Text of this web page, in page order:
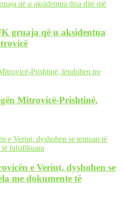
gruaja që u aksidentua
Mitrovicë-Prishtinë,
e Veriut, dyshohen se
me dokumente të